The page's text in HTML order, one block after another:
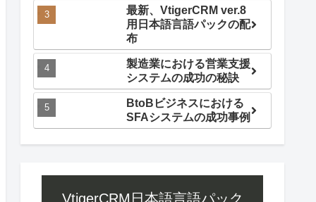
最新、VtigerCRM ver.8
用日本語言語パックの配
布
製造業における営業支援
システムの成功の秘訣
BtoBビジネスにおける
SFAシステムの成功事例
VtigerCRM日本語言語パック